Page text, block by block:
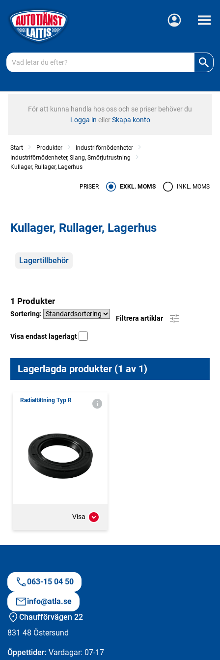
Meny
För att kunna handla hos oss och se priser behöver du
Logga in ellerSkapa konto
Start Produkter
Industriförnödenheter
Industriförnödenheter, Slang, Smörjutrustning
Kullager, Rullager, Lagerhus
PRISER EXKL. MOMS INKL. MOMS
Kullager, Rullager, Lagerhus
Kategorier
Lagertillbehör
1 Produkter
Sortering:
Filtrera artiklar
Visa endast lagerlagt
Lagerlagda produkter (1 av 1)
Radialtätning Typ R
Visa
063-15 04 50
info@atla.se
Chaufförvägen 22
831 48 Östersund
Öppettider: Vardagar: 07-17